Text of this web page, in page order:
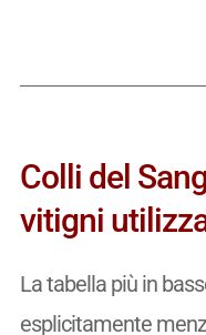
Colli del
vitigni
La tabella più in
esplicitamente